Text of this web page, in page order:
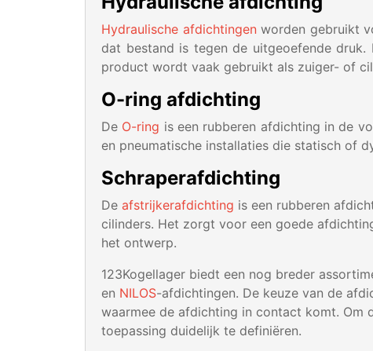
Hydraulische afdichtingenworden gebruikt
dat bestand is tegen de uitgeoefende
product wordt vaak gebruikt als zuiger- of
O-ring afdichting
De O-ring is een rubberen afdichting in de
en pneumatische installaties die statisch of
Schraperafdichting
De afstrijkerafdichting is een rubberen
cilinders. Het zorgt voor een goede
het ontwerp.
123Kogellager biedt een nog breder
en NILOS-afdichtingen. De keuze van de
waarmee de afdichting in contact komt. Om
toepassing duidelijk te definiëren.